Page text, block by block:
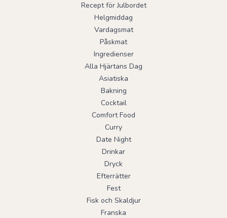
Recept för Julbordet
Helgmiddag
Vardagsmat
Påskmat
Ingredienser
Alla Hjärtans Dag
Asiatiska
Bakning
Cocktail
Comfort Food
Curry
Date Night
Drinkar
Dryck
Efterrätter
Fest
Fisk och Skaldjur
Franska